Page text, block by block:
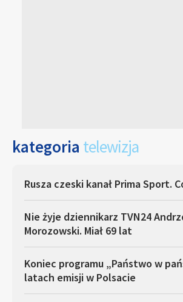
kategoria telewizja
Rusza czeski kanał Prima Sport.
Nie żyje dziennikarz TVN24
Morozowski. Miał 69 lat
Koniec programu „Państwo w
latach emisji w Polsacie